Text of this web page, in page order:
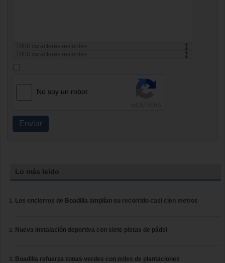
caracteres restantes
caracteres restantes
No soy un robot
Enviar
Lo más leído
Los encierros de Boadilla amplían su recorrido casi cien metros
Nueva instalación deportiva con siete pistas de pádel
Boadilla refuerza zonas verdes con miles de plantaciones